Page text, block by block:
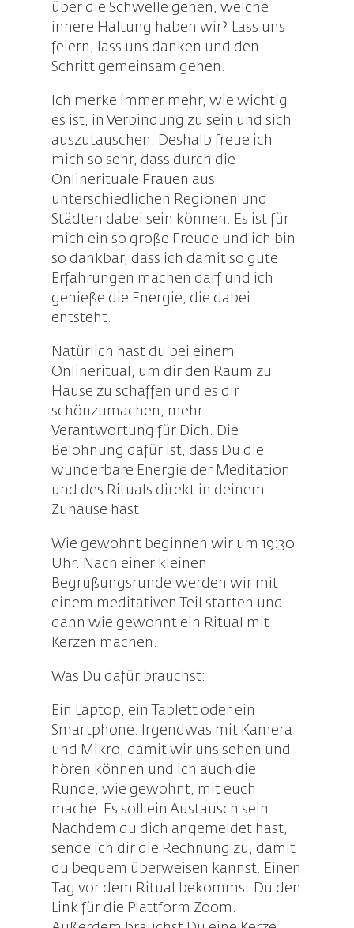
über die Schwelle gehen, welche
innere Haltung haben wir? Lass uns
feiern, lass uns danken und den
Schritt gemeinsam gehen.
Ich merke immer mehr, wie wichtig
es ist, in Verbindung zu sein und sich
auszutauschen. Deshalb freue ich
mich so sehr, dass durch die
Onlinerituale Frauen aus
unterschiedlichen Regionen und
Städten dabei sein können. Es ist für
mich ein so große Freude und ich bin
so dankbar, dass ich damit so gute
Erfahrungen machen darf und ich
genieße die Energie, die dabei
entsteht.
Natürlich hast du bei einem
Onlineritual, um dir den Raum zu
Hause zu schaffen und es dir
schönzumachen, mehr
Verantwortung für Dich. Die
Belohnung dafür ist, dass Du die
wunderbare Energie der Meditation
und des Rituals direkt in deinem
Zuhause hast.
Wie gewohnt beginnen wir um 19:30
Uhr. Nach einer kleinen
Begrüßungsrunde werden wir mit
einem meditativen Teil starten und
dann wie gewohnt ein Ritual mit
Kerzen machen.
Was Du dafür brauchst:
Ein Laptop, ein Tablett oder ein
Smartphone. Irgendwas mit Kamera
und Mikro, damit wir uns sehen und
hören können und ich auch die
Runde, wie gewohnt, mit euch
mache. Es soll ein Austausch sein.
Nachdem du dich angemeldet hast,
sende ich dir die Rechnung zu, damit
du bequem überweisen kannst. Einen
Tag vor dem Ritual bekommst Du den
Link für die Plattform Zoom.